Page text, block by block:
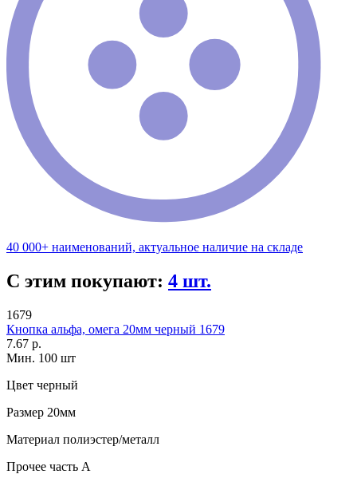
40 000+ наименований, актуальное наличие на складе
С этим покупают: 4 шт.
1679
Кнопка альфа, омега 20мм черный 1679
7.67 р.
Мин. 100 шт
Цвет черный
Размер 20мм
Материал полиэстер/металл
Прочее часть A